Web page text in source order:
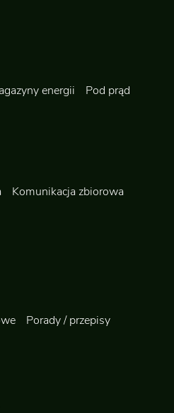
energii Pod prąd
Komunikacja zbiorowa
Porady / przepisy